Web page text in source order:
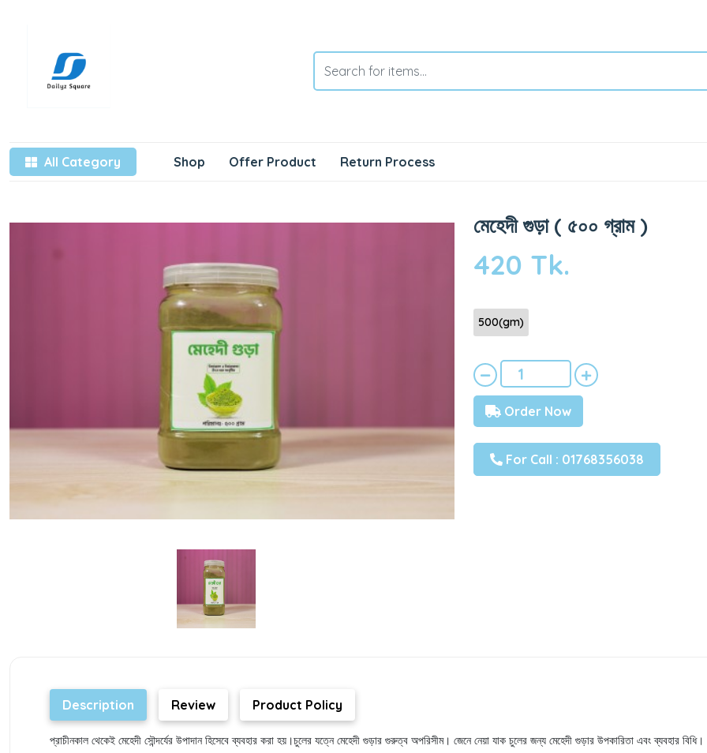
All Category Shop Offer Product Return Process
মেহেদী গুড়া ( ৫০০ গ্রাম )
420 Tk.
500(gm)
Order Now
For Call : 01768356038
Description Review Product Policy
প্রাচীনকাল থেকেই মেহেদী সৌন্দর্যের উপাদান হিসেবে ব্যবহার করা হয়।চুলের যত্নে মেহেদী গুড়ার গুরুত্ব অপরিসীম। জেনে নেয়া যাক চুলের জন্য মেহেদী গুড়ার উপকারিতা এবং ব্যবহার বিধি।